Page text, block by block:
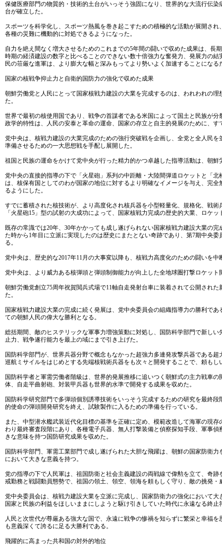
保健医療部門の物質的・技術的土台がいっそう強固になり、世界的な大流行伝
台が確立した。
スポーツを科学化し、スポーツ熱風を巻き起こすための積極的な活動が展開さ
各種の災難に機動的に対処できるようになった。
自力を絶え間なく増大させるためのこれまでの5年間の闘いで収めた成果は、
時期の経済建設の数字と比べることのできない数十倍強力な奮発力、発展力の
民の荘厳な進軍は、より膨大な幅と深みもってより勢いよく加速することになる
国家の核戦争抑止力と自衛的国防力の強化で収めた成果
朝鮮労働党と人民にとって国家核戦力建設の大業を完成するのは、われわれの
た。
世界で最初の核使用国であり、戦争の首謀者である米国によって国土と民族が
政学的特性は、人民の安泰と革命の運命、国家の存立と自主的発展のために、
党中央は、核戦力建設の大業完成のための強行突破戦を企画し、全党と全人民
準備させるための一大思想戦を手配し展開した。
祖国と民族の運命をかけて党中央が行った精力的かつ卓越した指導活動は、朝
党中央の直接的指導の下で「火星砲」系列の中距離・大陸間弾道ロケットと「
は、核保有国としてのわが国家の地位に対するより明確なイメージを与え、完
るようにした。
すでに蓄積された核技術が、より高度化され核兵器を小型軽量化、規格化、戦
「火星砲15」型の試射の大成功によって、国家核戦力完成の歴史的大業、ロケ
既存の常識では20年、30年かかっても成し遂げられない国家核戦力建設大業の
た時から1年目に立派に実現したのは歴史にまたとない奇跡であり、第7期中央
る。
党中央は、歴史的な2017年11月の大事変以降も、核戦力高度化のための闘いを
党中央は、より威力ある核弾頭と弾頭制御能力が向上した全地球圏打撃ロケッ
朝鮮労働党創立75周年祝賀閲兵式場で11軸自走発射台車に装着されて公開され
た。
国家核戦力建設大業の完成に続く発展は、党中央委員会の組織指導力の勝利で
ての朝鮮人民の偉大な勝利となる。
総括期間、敵のヒステリックな軍事力増強策動に対処し、国防科学部門で新し
止力、戦争遂行能力を最上の域にまで引き上げた。
国防科学部門が、世界兵器分野で概念もなかった超強力多連発攻撃兵器である
巡航ミサイルをはじめとする先端核戦術兵器をも次々と開発することで、頼もし
国防科学者と軍需労働者階級は、世界的発展推移に追いつく朝鮮式の主力戦車
体、自走平曲射砲、対装甲兵器も世界的水準で開発する成果を収めた。
国防科学研究部門で多弾頭個別誘導技術をいっそう完成するための研究を最終
的使命の弾頭開発研究を終え、試験製作に入るための準備を行っている。
また、中型潜水艦武装近代化目標の基準を正確に定め、模範改造して海軍の現
わり最終審査段階にあり、各種電子兵器、無人打撃装備と偵察探知手段、軍事
きな意味を持つ国防研究成果を収めた。
国防科学部門、軍需工業部門で成し遂げられた大胆な飛躍は、朝鮮の国家防衛
において大きな意義を持つ。
党の指導の下で人民軍は、祖国防衛と社会主義建設の両戦線で偉勲を立て、奇
戒勤務と戦闘動員態勢で、祖国の領土、領空、領海を頼もしく守り、敵の挑発
党中央委員会は、核戦力建設大業を立派に完成し、国家防衛力の強化において
国家と民族の利益をほしいままにしようと駆け引きしていた時代に永遠なる終止
人民と次世代が尊厳ある強大な国で、永遠に戦争の惨禍を知らずに繁栄と幸福
も意義深くて誇るに足る大勝利である。
飛躍的に高まった共和国の対外的地位